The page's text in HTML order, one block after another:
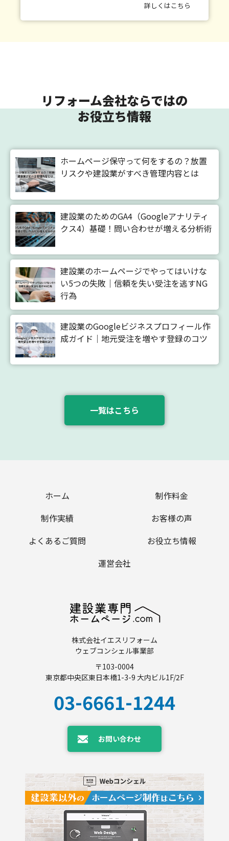
詳しくはこちら
リフォーム会社ならではの
お役立ち情報
ホームページ保守って何をするの？放置
リスクや建設業がすべき管理内容とは
建設業のためのGA4（Googleアナリティ
クス4）基礎！問い合わせが増える分析術
建設業のホームページでやってはいけな
い5つの失敗｜信頼を失い受注を逃すNG
行為
建設業のGoogleビジネスプロフィール作
成ガイド｜地元受注を増やす登録のコツ
一覧はこちら
ホーム
制作料金
制作実績
お客様の声
よくあるご質問
お役立ち情報
運営会社
株式会社イエスリフォーム
ウェブコンシェル事業部
〒103-0004
東京都中央区東日本橋1-3-9 大内ビル1F/2F
03-6661-1244
お問い合わせ